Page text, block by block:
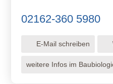
02162-360 5980
E-Mail schreiben
weitere Infos im